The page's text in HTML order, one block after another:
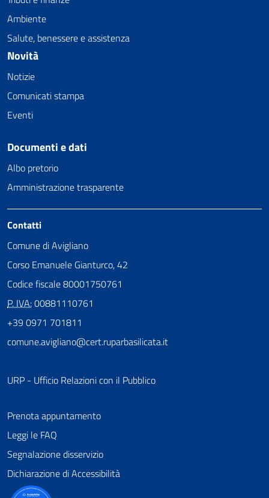
Ambiente
Salute, benessere e assistenza
Novità
Notizie
Comunicati stampa
Eventi
Documenti e dati
Albo pretorio
Amministrazione trasparente
Contatti
Comune di Avigliano
Corso Emanuele Gianturco, 42
Codice fiscale 80001750761
P. IVA:00881110761
+39 0971 701811
comune.avigliano@cert.ruparbasilicata.it
URP - Ufficio Relazioni con il Pubblico
Prenota appuntamento
Leggi le FAQ
Segnalazione disservizio
Dichiarazione di Accessibilità